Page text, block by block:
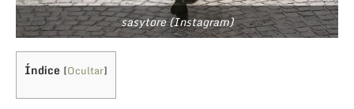
sasytore (Instagram)
Índice [Ocultar]